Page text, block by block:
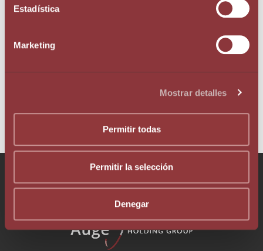
Estadística
Marketing
Mostrar detalles
Permitir todas
Permitir la selección
Denegar
segons la Llei 30/2007 de la comptabilitat
Parla amb el nostre equip!